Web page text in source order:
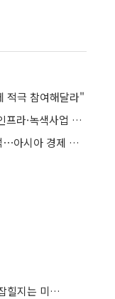
적극 참여해달라"
수출입은행, 우즈벡과 정책금융 협력…인프라·녹색사업 지원
유상대 한은 부총재, ADB 연차총회 참석⋯아시아 경제 수장들 만난다
“부동산 세제 큰 틀엔 공감⋯서울 집값 잡힐지는 미지수”